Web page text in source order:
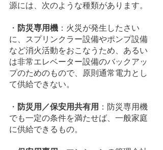
源には、次のような種類があります。
・ 防災専用機 ：火災が発生したさい
に、スプリンクラー設備やポンプ設備
など消火活動をおこなうため、あるい
は非常エレベーター設備のバックアッ
プのためのもので、原則通常電力とし
て供給できない。
・ 防災用／保安用共有用 ：防災専用機
でも一定の条件を満たせば、一般家庭
に供給できるもの。